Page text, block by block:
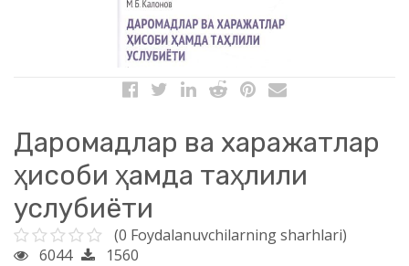
Даромадлар ва харажатлар
ҳисоби ҳамда таҳлили
услубиёти
(0 Foydalanuvchilarning sharhlari)
6044
1560